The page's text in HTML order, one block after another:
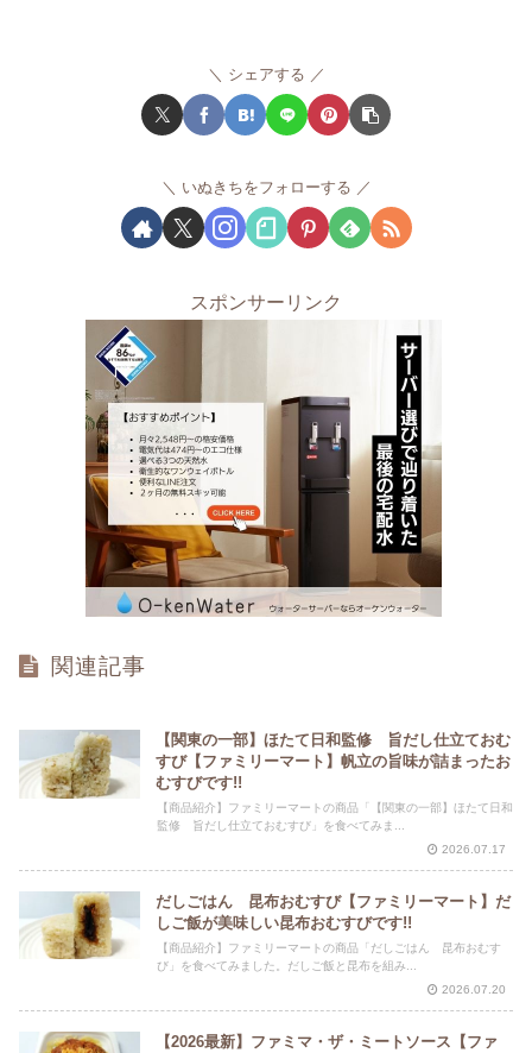
シェアする
いぬきちをフォローする
スポンサーリンク
関連記事
【関東の一部】ほたて日和監修 旨だし仕立ておむ
すび【ファミリーマート】帆立の旨味が詰まったお
むすびです!!
【商品紹介】ファミリーマートの商品「【関東の一部】ほたて日和
監修 旨だし仕立ておむすび」を食べてみま...
2026.07.17
だしごはん 昆布おむすび【ファミリーマート】だ
しご飯が美味しい昆布おむすびです!!
【商品紹介】ファミリーマートの商品「だしごはん 昆布おむす
び」を食べてみました。だしご飯と昆布を組み...
2026.07.20
【2026最新】ファミマ・ザ・ミートソース【ファ